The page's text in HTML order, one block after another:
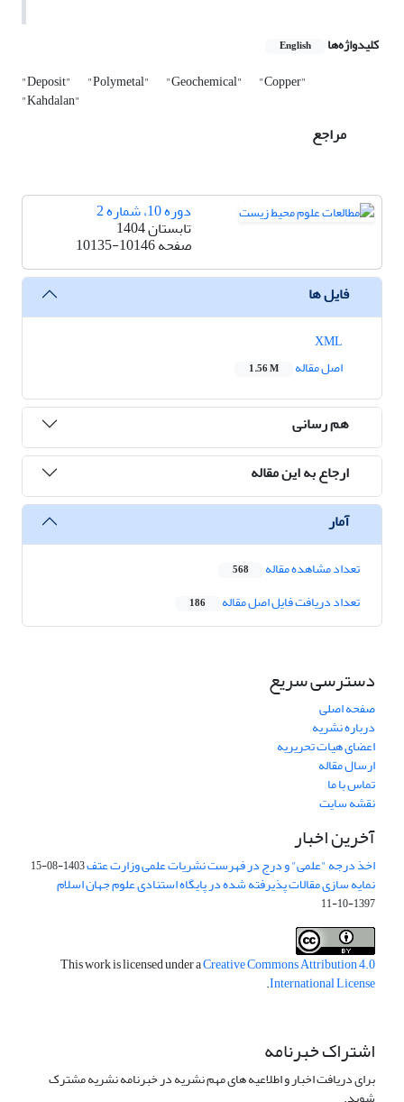
کلیدواژه‌ها English
"Deposit" "Polymetal" "Geochemical" "Copper"
"Kahdalan"
مراجع
دوره 10، شماره 2
تابستان 1404
صفحه10135-10146
فایل ها
اصل مقاله
1.56 M
هم رسانی
ارجاع به این مقاله
آمار
تعداد مشاهده مقاله 568
تعداد دریافت فایل اصل مقاله 186
دسترسی سریع
صفحه اصلی
درباره نشریه
اعضای هیات تحریریه
ارسال مقاله
تماس با ما
نقشه سایت
آخرین اخبار
اخذ درجه "علمی" و درج در فهرست نشریات علمی وزارت عتف1403-08-15
نمایه سازی مقالات پذیرفته شده در پایگاه استنادی علوم جهان اسلام
1397-10-11
This work is licensed under aCreative Commons Attribution 4.0
International License
.
اشتراک خبرنامه
برای دریافت اخبار و اطلاعیه های مهم نشریه در خبرنامه نشریه مشترک